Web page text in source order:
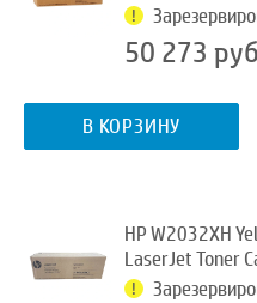
50 273
В КОРЗИНУ
HP W2032XH
LaserJet Toner